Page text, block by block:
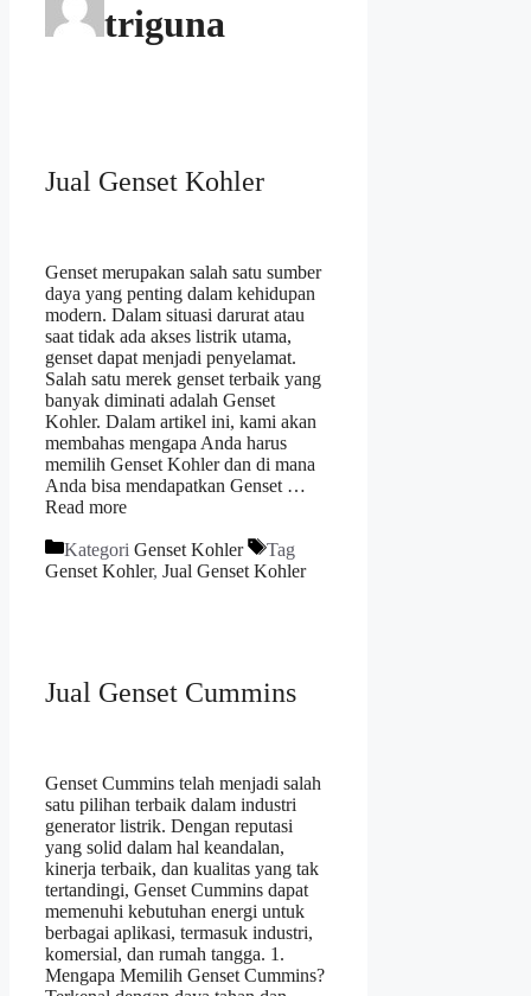
triguna
Jual Genset Kohler
Genset merupakan salah satu sumber
daya yang penting dalam kehidupan
modern. Dalam situasi darurat atau
saat tidak ada akses listrik utama,
genset dapat menjadi penyelamat.
Salah satu merek genset terbaik yang
banyak diminati adalah Genset
Kohler. Dalam artikel ini, kami akan
membahas mengapa Anda harus
memilih Genset Kohler dan di mana
Anda bisa mendapatkan Genset …
Read more
Kategori Genset Kohler
Tag
Genset Kohler, Jual Genset Kohler
Jual Genset Cummins
Genset Cummins telah menjadi salah
satu pilihan terbaik dalam industri
generator listrik. Dengan reputasi
yang solid dalam hal keandalan,
kinerja terbaik, dan kualitas yang tak
tertandingi, Genset Cummins dapat
memenuhi kebutuhan energi untuk
berbagai aplikasi, termasuk industri,
komersial, dan rumah tangga. 1.
Mengapa Memilih Genset Cummins?